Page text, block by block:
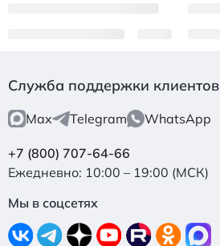
Служба поддержки клиентов
Max Telegram WhatsApp
+7 (800) 707-64-66
Ежедневно: 10:00 – 19:00 (МСК)
Мы в соцсетях